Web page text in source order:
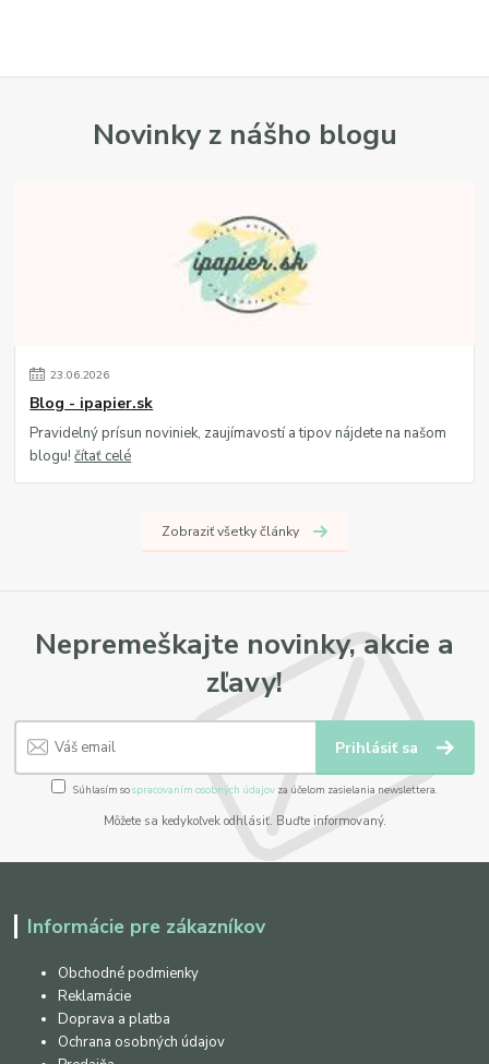
Novinky z nášho blogu
23.06.2026
Blog - ipapier.sk
Pravidelný prísun noviniek, zaujímavostí a tipov nájdete na našom
blogu!čítať celé
Zobraziť všetky články
Nepremeškajte novinky, akcie a
zľavy!
Prihlásiť sa
Súhlasím sospracovaním osobných údajov za účelom zasielania newslettera.
Môžete sa kedykoľvek odhlásiť. Buďte informovaný.
Informácie pre zákazníkov
Obchodné podmienky
Reklamácie
Doprava a platba
Ochrana osobných údajov